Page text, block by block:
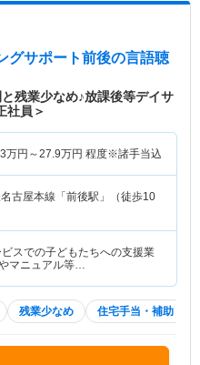
グサポート前後の言語聴
残業少なめ♪放課後等デイサ
社員＞
万円～27.9万円 程度※諸手当込
古屋本線「前後駅」（徒歩10
スでの子どもたちへの支援業
マニュアル等…
残業少なめ 住宅手当・補助